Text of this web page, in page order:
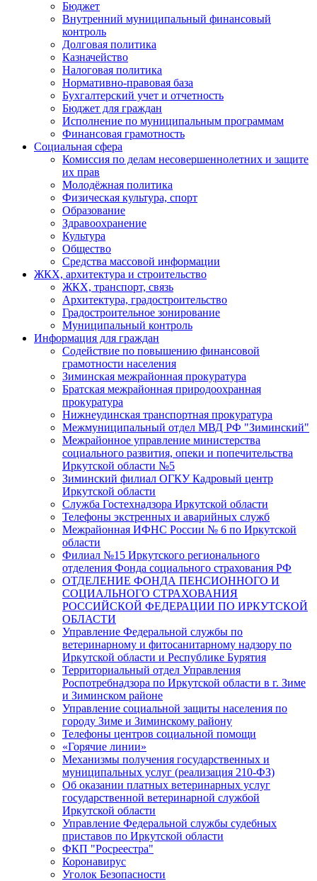
Бюджет
Внутренний муниципальный финансовый
контроль
Долговая политика
Казначейство
Налоговая политика
Нормативно-правовая база
Бухгалтерский учет и отчетность
Бюджет для граждан
Исполнение по муниципальным программам
Финансовая грамотность
Социальная сфера
Комиссия по делам несовершеннолетних и защите
их прав
Молодёжная политика
Физическая культура, спорт
Образование
Здравоохранение
Культура
Общество
Средства массовой информации
ЖКХ, архитектура и строительство
ЖКХ, транспорт, связь
Архитектура, градостроительство
Градостроительное зонирование
Муниципальный контроль
Информация для граждан
Содействие по повышению финансовой
грамотности населения
Зиминская межрайонная прокуратура
Братская межрайонная природоохранная
прокуратура
Нижнеудинская транспортная прокуратура
Межмуниципальный отдел МВД РФ "Зиминский"
Межрайонное управление министерства
социального развития, опеки и попечительства
Иркутской области №5
Зиминский филиал ОГКУ Кадровый центр
Иркутской области
Служба Гостехнадзора Иркутской области
Телефоны экстренных и аварийных служб
Межрайонная ИФНС России № 6 по Иркутской
области
Филиал №15 Иркутского регионального
отделения Фонда социального страхования РФ
ОТДЕЛЕНИЕ ФОНДА ПЕНСИОННОГО И
СОЦИАЛЬНОГО СТРАХОВАНИЯ
РОССИЙСКОЙ ФЕДЕРАЦИИ ПО ИРКУТСКОЙ
ОБЛАСТИ
Управление Федеральной службы по
ветеринарному и фитосанитарному надзору по
Иркутской области и Республике Бурятия
Территориальный отдел Управления
Роспотребнадзора по Иркутской области в г. Зиме
и Зиминском районе
Управление социальной защиты населения по
городу Зиме и Зиминскому району
Телефоны центров социальной помощи
«Горячие линии»
Механизмы получения государственных и
муниципальных услуг (реализация 210-ФЗ)
Об оказании платных ветеринарных услуг
государственной ветеринарной службой
Иркутской области
Управление Федеральной службы судебных
приставов по Иркутской области
ФКП "Росреестра"
Коронавирус
Уголок Безопасности